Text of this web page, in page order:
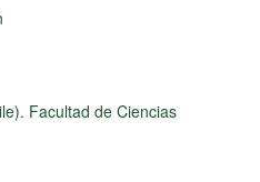
Facultad de Ciencias